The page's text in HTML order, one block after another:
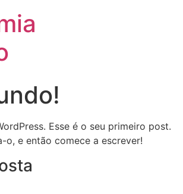
Esse é o seu primeiro post.
o, e então comece a escrever!